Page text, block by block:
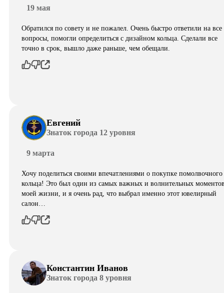
19 мая
Обратился по совету и не пожалел. Очень быстро ответили на все
вопросы, помогли определиться с дизайном кольца. Сделали все
точно в срок, вышло даже раньше, чем обещали.
Евгений
Знаток города 12 уровня
9 марта
Хочу поделиться своими впечатлениями о покупке помолвочного
кольца! Это был один из самых важных и волнительных
моей жизни, и я очень рад, что выбрал именно этот ювелирный
салон…
Константин Иванов
Знаток города 8 уровня